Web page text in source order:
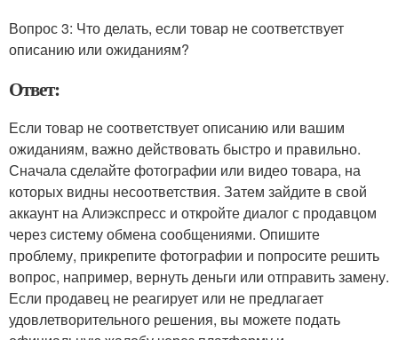
Вопрос 3: Что делать, если товар не соответствует
описанию или ожиданиям?
Ответ:
Если товар не соответствует описанию или вашим
ожиданиям, важно действовать быстро и правильно.
Сначала сделайте фотографии или видео товара, на
которых видны несоответствия. Затем зайдите в свой
аккаунт на Алиэкспресс и откройте диалог с продавцом
через систему обмена сообщениями. Опишите
проблему, прикрепите фотографии и попросите решить
вопрос, например, вернуть деньги или отправить замену.
Если продавец не реагирует или не предлагает
удовлетворительного решения, вы можете подать